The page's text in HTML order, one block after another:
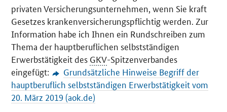
privaten Versicherungsunternehmen, wenn Sie kraft
Gesetzes krankenversicherungspflichtig werden. Zur
Information habe ich Ihnen ein Rundschreiben zum
Thema der hauptberuflichen selbstständigen
Erwerbstätigkeit des GKV-Spitzenverbandes
eingefügt:
Grundsätzliche Hinweise Begriff der
hauptberuflich selbstständigen Erwerbstätigkeit vom
20. März 2019 (aok.de)